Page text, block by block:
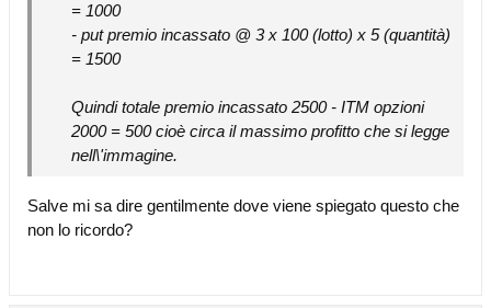
= 1000
- put premio incassato @ 3 x 100 (lotto) x 5 (quantità)
= 1500
Quindi totale premio incassato 2500 - ITM opzioni
2000 = 500 cioè circa il massimo profitto che si legge
nell\'immagine.
Salve mi sa dire gentilmente dove viene spiegato questo che
non lo ricordo?